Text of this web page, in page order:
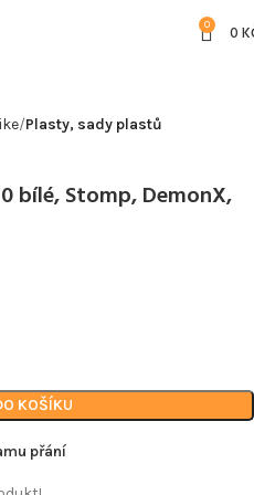
0 0
Plasty, sady plastů
bílé, Stomp, DemonX,
KOŠÍKU
přání